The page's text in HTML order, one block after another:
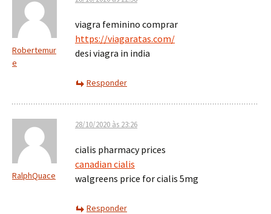
Robertemur
e
viagra feminino comprar
https://viagaratas.com/
desi viagra in india
Responder
RalphQuace
28/10/2020 às 23:26
cialis pharmacy prices
canadian cialis
walgreens price for cialis 5mg
Responder